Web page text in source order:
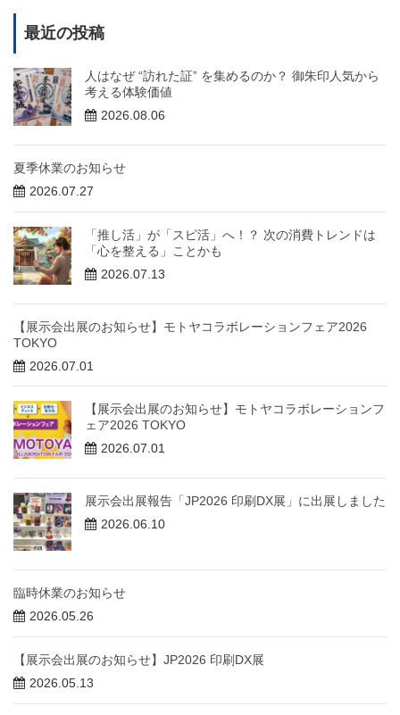
最近の投稿
人はなぜ “訪れた証” を集めるのか？ 御朱印人気から
考える体験価値
2026.08.06
夏季休業のお知らせ
2026.07.27
「推し活」が「スピ活」へ！？ 次の消費トレンドは
「心を整える」ことかも
2026.07.13
【展示会出展のお知らせ】モトヤコラボレーションフェア2026
TOKYO
2026.07.01
【展示会出展のお知らせ】モトヤコラボレーションフ
ェア2026 TOKYO
2026.07.01
展示会出展報告「JP2026 印刷DX展」に出展しました
2026.06.10
臨時休業のお知らせ
2026.05.26
【展示会出展のお知らせ】JP2026 印刷DX展
2026.05.13